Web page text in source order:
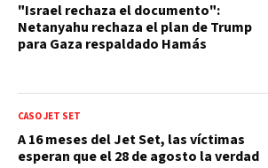
"Israel rechaza el documento":
Netanyahu rechaza el plan de Trump
para Gaza respaldado Hamás
CASO JET SET
A 16 meses del Jet Set, las víctimas
esperan que el 28 de agosto la verdad